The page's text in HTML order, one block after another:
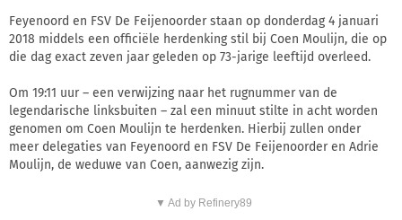
Feyenoord en FSV De Feijenoorder staan op donderdag 4 januari
2018 middels een officiële herdenking stil bij Coen Moulijn, die op
die dag exact zeven jaar geleden op 73-jarige leeftijd overleed.
Om 19:11 uur – een verwijzing naar het rugnummer van de
legendarische linksbuiten – zal een minuut stilte in acht worden
genomen om Coen Moulijn te herdenken. Hierbij zullen onder
meer delegaties van Feyenoord en FSV De Feijenoorder en Adrie
Moulijn, de weduwe van Coen, aanwezig zijn.
▼ Ad by Refinery89